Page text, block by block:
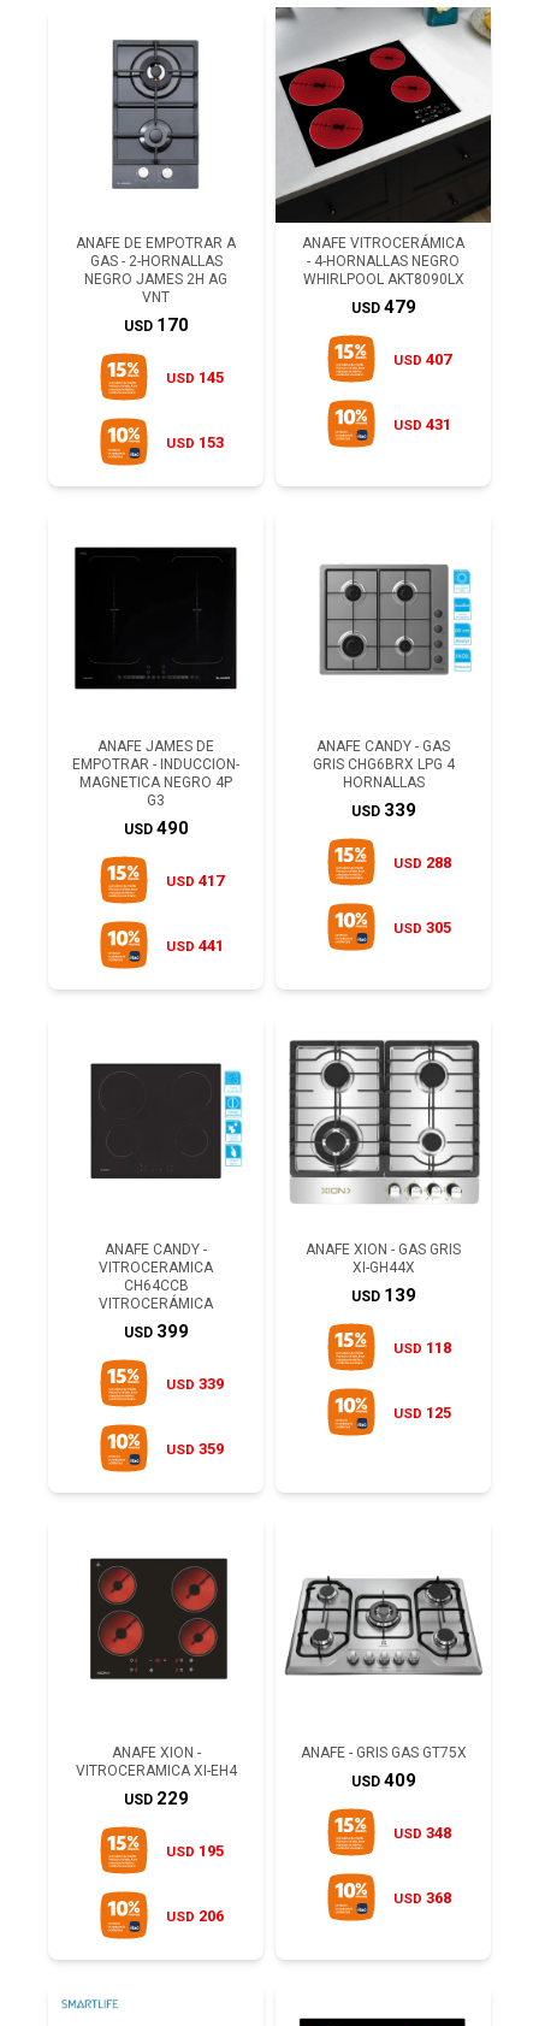
ANAFE DE EMPOTRAR A
GAS - 2-HORNALLAS
NEGRO JAMES 2H AG
VNT
USD 170
USD 145
USD 153
ANAFE VITROCERÁMICA
- 4-HORNALLAS NEGRO
WHIRLPOOL AKT8090LX
USD 479
USD 407
USD 431
ANAFE JAMES DE
EMPOTRAR - INDUCCION-
MAGNETICA NEGRO 4P
G3
USD 490
USD 417
USD 441
ANAFE CANDY - GAS
GRIS CHG6BRX LPG 4
HORNALLAS
USD 339
USD 288
USD 305
ANAFE CANDY -
VITROCERAMICA
CH64CCB
VITROCERÁMICA
USD 399
USD 339
USD 359
ANAFE XION - GAS GRIS
XI-GH44X
USD 139
USD 118
USD 125
ANAFE XION -
VITROCERAMICA XI-EH4
USD 229
USD 195
USD 206
ANAFE - GRIS GAS GT75X
USD 409
USD 348
USD 368